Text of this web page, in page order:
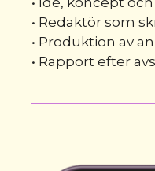
• Redaktör som
• Produktion av
• Rapport efter